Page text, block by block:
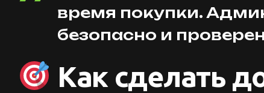
время покупки.
безопасно и
Как сделать